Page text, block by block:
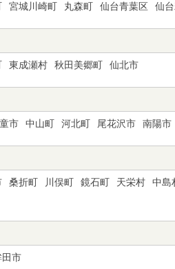
宮城川崎町 丸森町 仙台青葉区 仙
東成瀬村 秋田美郷町 仙北市
市 中山町 河北町 尾花沢市 南陽市
桑折町 川俣町 鏡石町 天栄村 中島
田市